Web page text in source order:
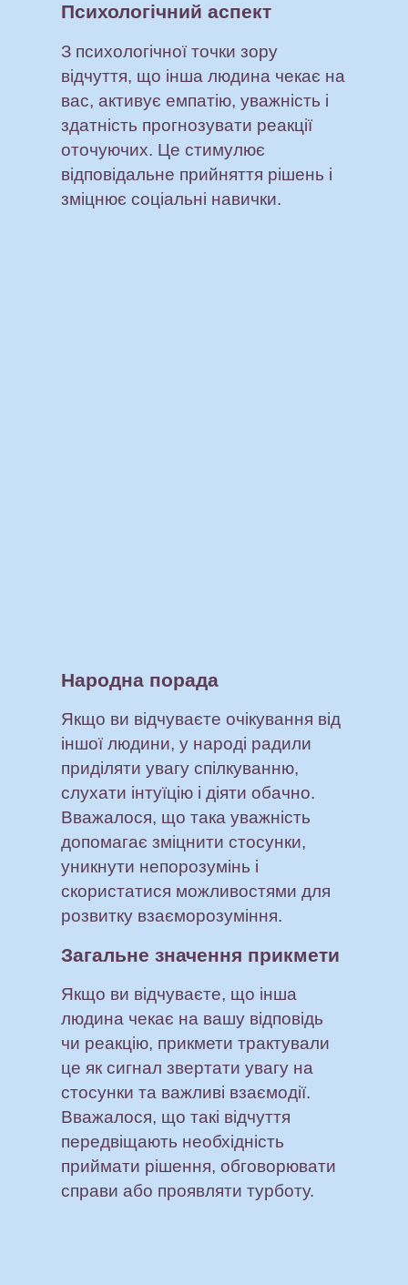
Психологічний аспект
З психологічної точки зору
відчуття, що інша людина чекає на
вас, активує емпатію, уважність і
здатність прогнозувати реакції
оточуючих. Це стимулює
відповідальне прийняття рішень і
зміцнює соціальні навички.
Народна порада
Якщо ви відчуваєте очікування від
іншої людини, у народі радили
приділяти увагу спілкуванню,
слухати інтуїцію і діяти обачно.
Вважалося, що така уважність
допомагає зміцнити стосунки,
уникнути непорозумінь і
скористатися можливостями для
розвитку взаєморозуміння.
Загальне значення прикмети
Якщо ви відчуваєте, що інша
людина чекає на вашу відповідь
чи реакцію, прикмети трактували
це як сигнал звертати увагу на
стосунки та важливі взаємодії.
Вважалося, що такі відчуття
передвіщають необхідність
приймати рішення, обговорювати
справи або проявляти турботу.